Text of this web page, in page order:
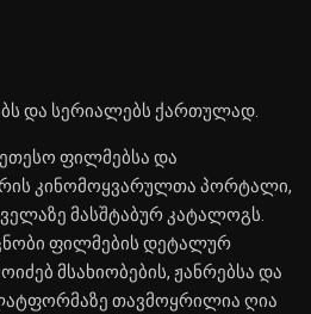
და სერიალებს ქართულად.
ფილმებსა და
არის კინომოყვარულთა პორტალი,
მასშტაბურ კატალოგს.
ფილმების დეტალურ
მსახიობების, ჟანრებსა და
თავმოყრილია ღია